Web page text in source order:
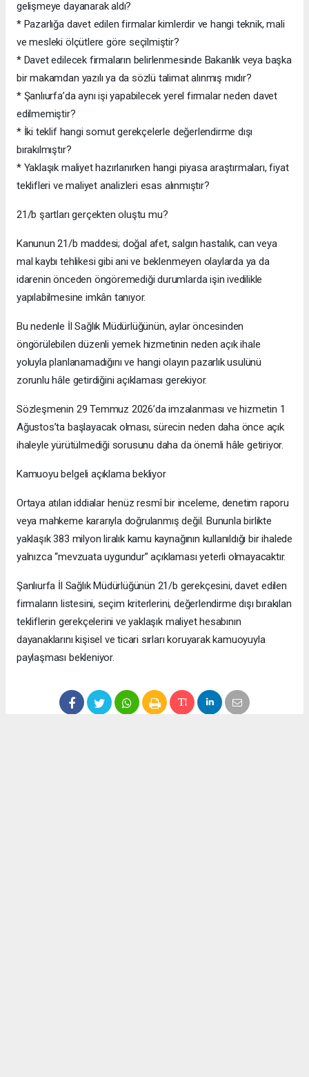
gelişmeye dayanarak aldı?
* Pazarlığa davet edilen firmalar kimlerdir ve hangi teknik, mali
ve mesleki ölçütlere göre seçilmiştir?
* Davet edilecek firmaların belirlenmesinde Bakanlık veya başka
bir makamdan yazılı ya da sözlü talimat alınmış mıdır?
* Şanlıurfa’da aynı işi yapabilecek yerel firmalar neden davet
edilmemiştir?
* İki teklif hangi somut gerekçelerle değerlendirme dışı
bırakılmıştır?
* Yaklaşık maliyet hazırlanırken hangi piyasa araştırmaları, fiyat
teklifleri ve maliyet analizleri esas alınmıştır?
21/b şartları gerçekten oluştu mu?
Kanunun 21/b maddesi; doğal afet, salgın hastalık, can veya
mal kaybı tehlikesi gibi ani ve beklenmeyen olaylarda ya da
idarenin önceden öngöremediği durumlarda işin ivedilikle
yapılabilmesine imkân tanıyor.
Bu nedenle İl Sağlık Müdürlüğünün, aylar öncesinden
öngörülebilen düzenli yemek hizmetinin neden açık ihale
yoluyla planlanamadığını ve hangi olayın pazarlık usulünü
zorunlu hâle getirdiğini açıklaması gerekiyor.
Sözleşmenin 29 Temmuz 2026’da imzalanması ve hizmetin 1
Ağustos’ta başlayacak olması, sürecin neden daha önce açık
ihaleyle yürütülmediği sorusunu daha da önemli hâle getiriyor.
Kamuoyu belgeli açıklama bekliyor
Ortaya atılan iddialar henüz resmî bir inceleme, denetim raporu
veya mahkeme kararıyla doğrulanmış değil. Bununla birlikte
yaklaşık 383 milyon liralık kamu kaynağının kullanıldığı bir ihalede
yalnızca “mevzuata uygundur” açıklaması yeterli olmayacaktır.
Şanlıurfa İl Sağlık Müdürlüğünün 21/b gerekçesini, davet edilen
firmaların listesini, seçim kriterlerini, değerlendirme dışı bırakılan
tekliflerin gerekçelerini ve yaklaşık maliyet hesabının
dayanaklarını kişisel ve ticari sırları koruyarak kamuoyuyla
paylaşması bekleniyor.